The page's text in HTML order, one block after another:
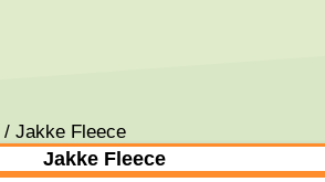
/ Jakke Fleece
Jakke Fleece